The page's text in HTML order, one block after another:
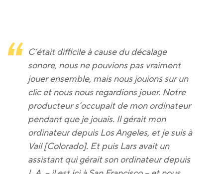
C’était difficile à cause du décalage
sonore, nous ne pouvions pas vraiment
jouer ensemble, mais nous jouions sur un
clic et nous nous regardions jouer. Notre
producteur s’occupait de mon ordinateur
pendant que je jouais. Il gérait mon
ordinateur depuis Los Angeles, et je suis à
Vail [Colorado]. Et puis Lars avait un
assistant qui gérait son ordinateur depuis